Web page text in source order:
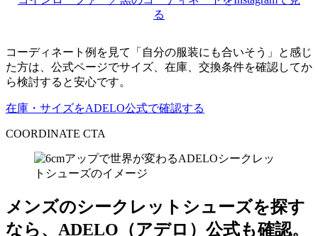
る
コーディネート例を見て「自分の服装にも合いそう」と感じ
た方は、公式ページでサイズ、在庫、交換条件を確認してか
ら検討すると安心です。
在庫・サイズをADELO公式で確認する
COORDINATE CTA
メンズのシークレットシューズを探す
なら、ADELO（アデロ）公式も確認。